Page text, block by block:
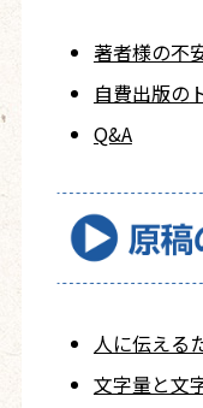
著者様の不
自費出版の
Q&A
人に伝える
文字量と文